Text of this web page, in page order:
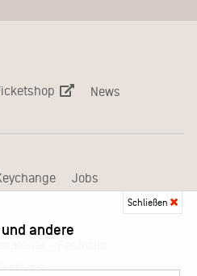
News
Jobs
– Festivals
Schließen
andere